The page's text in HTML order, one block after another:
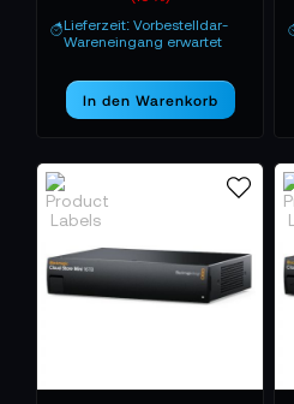
Lieferzeit: Vorbestelldar-
Wareneingang erwartet
In den Warenkorb